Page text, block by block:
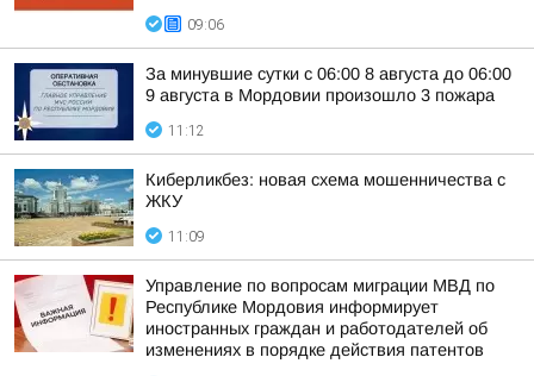
09:06
За минувшие сутки с 06:00 8 августа до 06:00
9 августа в Мордовии произошло 3 пожара
11:12
Киберликбез: новая схема мошенничества с
ЖКУ
11:09
Управление по вопросам миграции МВД по
Республике Мордовия информирует
иностранных граждан и работодателей об
изменениях в порядке действия патентов